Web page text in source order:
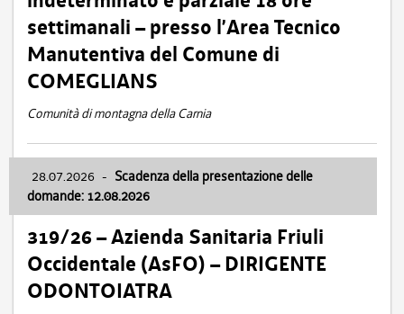
settimanali – presso l’Area Tecnico
Manutentiva del Comune di
COMEGLIANS
Comunità di montagna della Carnia
28.07.2026 - Scadenza della presentazione delle
domande: 12.08.2026
319/26 – Azienda Sanitaria Friuli
Occidentale (AsFO) – DIRIGENTE
ODONTOIATRA